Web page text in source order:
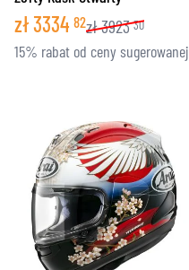
zł3334 82zł3923 30
15% rabat od ceny sugerowanej